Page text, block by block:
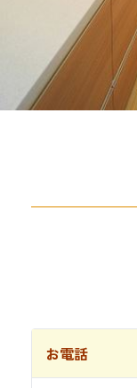
お電話